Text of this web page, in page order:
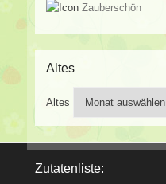
Zauberschön
Altes
Altes
Zutatenliste: